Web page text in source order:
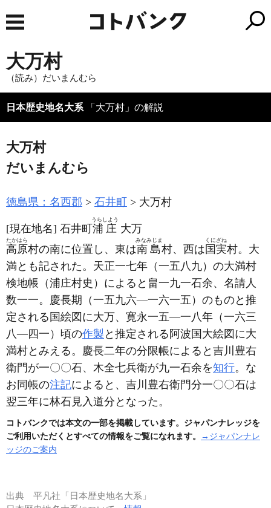
大万村
（読み）だいまんむら
日本歴史地名大系 「大万村」の解説
大万村
だいまんむら
徳島県：名西郡 石井町 大万村
[現在地名] 石井町 浦庄
うらしよう
大万
高原
たかはら
村の南に位置し、東は南島
みなみじま
村、西は 国実
くにざね
村。大
満とも記された。天正一七年 （一五八九） の大満村
検地帳 （浦庄村史） によると畠一九一石余、名請人
数一一。慶長期 （一五九六―一六一五） のものと推
定される国絵図に大万、寛永一五―一八年 （一六三
八―四一） 頃の作製 と推定される阿波国大絵図に大
満村とみえる。慶長二年の分限帳によると吉川豊右
衛門が一〇〇石、木全七兵衛が九一石余を知行。な
お同帳の注記によると、吉川豊右衛門分一〇〇石は
翌三年に林石見入道分となった。
コトバンクでは本文の一部を掲載しています。ジャパンナレッジを
ご利用いただくとすべての情報をご覧になれます。
→ジャパンナレ
ッジのご案内
出典 平凡社「日本歴史地名大系」